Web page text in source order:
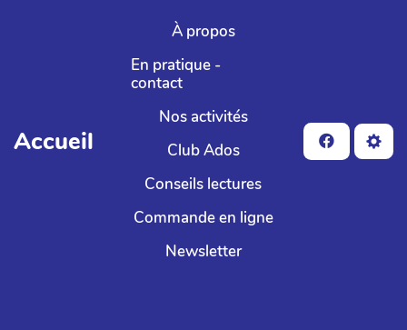
Aller au contenu principal
Accueil
À propos
En pratique -
contact
Nos activités
Club Ados
Conseils lectures
Commande en ligne
Newsletter